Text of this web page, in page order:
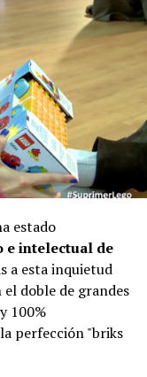
estado
intelectual de
a esta inquietud
el doble de grandes
100%
perfección "briks